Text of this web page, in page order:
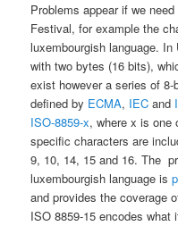
Problems appear if we
Festival, for example the
luxembourgish language.
with two bytes (16 bits),
exist however a series of
defined by ECMA, IEC and
ISO-8859-x, where x is one
specific characters are
9, 10, 14, 15 and 16. The
luxembourgish language is
and provides the coverage
ISO 8859-15 encodes what